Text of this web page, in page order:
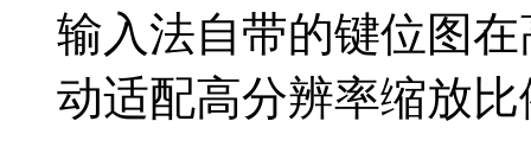
输入法自带的键位图
动适配高分辨率缩放